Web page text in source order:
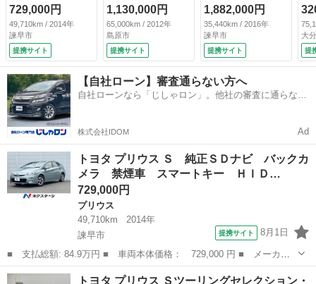
車 スマートキー
ＨＩＤヘッド 純正
１５インチアルミ
オートライト オー
トエアコン Ｂｌｕ
ｅｔｏｏｔｈ Ｃ
Ｄ 地デジ （検
9.7）
729,000円
49,710km / 2014年
諫早市
提携サイト
ーダＨＤＤナビ フ
ルセグ ＤＶＤ Ｂ
ｌｕｅｔｏｏｔｈ
バックカメラ 純正
１８インチアルミ
ＥＴＣ ステアリン
グリモコン シート
リフター 電格ウィ
エアロパーツ オー
1,130,000円
65,000km / 2012年
島原市
提携サイト
ビ バックカメラ
衝突被害軽減システ
ム レーダークルー
ズ 禁煙車 ハーフ
レザーシート ドラ
レコ スマートキ
ー ＬＥＤヘッド
ビルトインＥＴＣ
1,882,000円
35,440km / 2016年
諫早市
提携サイト
メ
大
提
【自社ローン】審査通らない方へ
自社ローンなら「じしゃロン」。他社の審査に通らなか
株式会社IDOM Ad
トヨタ プリウス Ｓ 純正ＳＤナビ バックカ
メラ 禁煙車 スマートキー ＨＩＤ…
729,000円
プリウス
49,710km
2014年
諫早市
提携サイト 8月1日
■ 支払総額: 84.9万円 ■ 車両本体価格： 729,000 円 ■ メーカー
名： トヨタ ■ 車種名： プリウス ■ グレード名： Ｓ 純正Ｓ
長崎 諫早市 プリウス
トヨタ プリウス Ｓツーリングセレクション・